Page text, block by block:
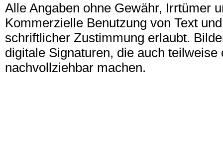
Alle Angaben ohne Gewähr, Irrtümer
Kommerzielle Benutzung von Text
schriftlicher Zustimmung erlaubt.
digitale Signaturen, die auch
nachvollziehbar machen.